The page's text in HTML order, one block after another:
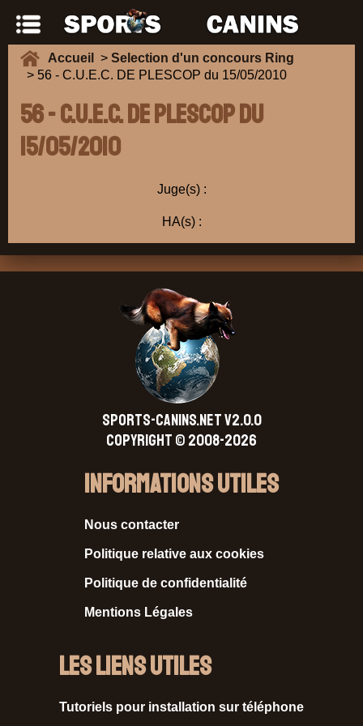
Accueil > Selection d'un concours Ring
> 56 - C.U.E.C. DE PLESCOP du 15/05/2010
56 - C.U.E.C. DE PLESCOP du
15/05/2010
Juge(s) :
HA(s) :
SPORTS-CANINS.NET V2.0.0
Copyright © 2008-2026
Informations Utiles
Nous contacter
Politique relative aux cookies
Politique de confidentialité
Mentions Légales
Les liens utiles
Tutoriels pour installation sur téléphone